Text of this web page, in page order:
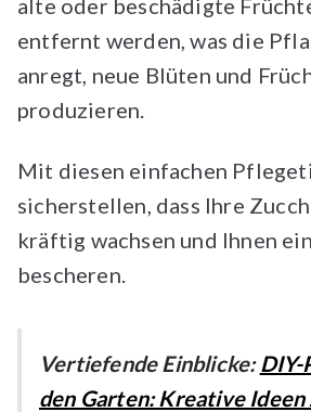
entfernt werden, was die
anregt, neue Blüten und
produzieren.
Mit diesen einfachen
sicherstellen, dass Ihre
kräftig wachsen und Ihnen
bescheren.
Vertiefende Einblicke:
den Garten: Kreative Ideen